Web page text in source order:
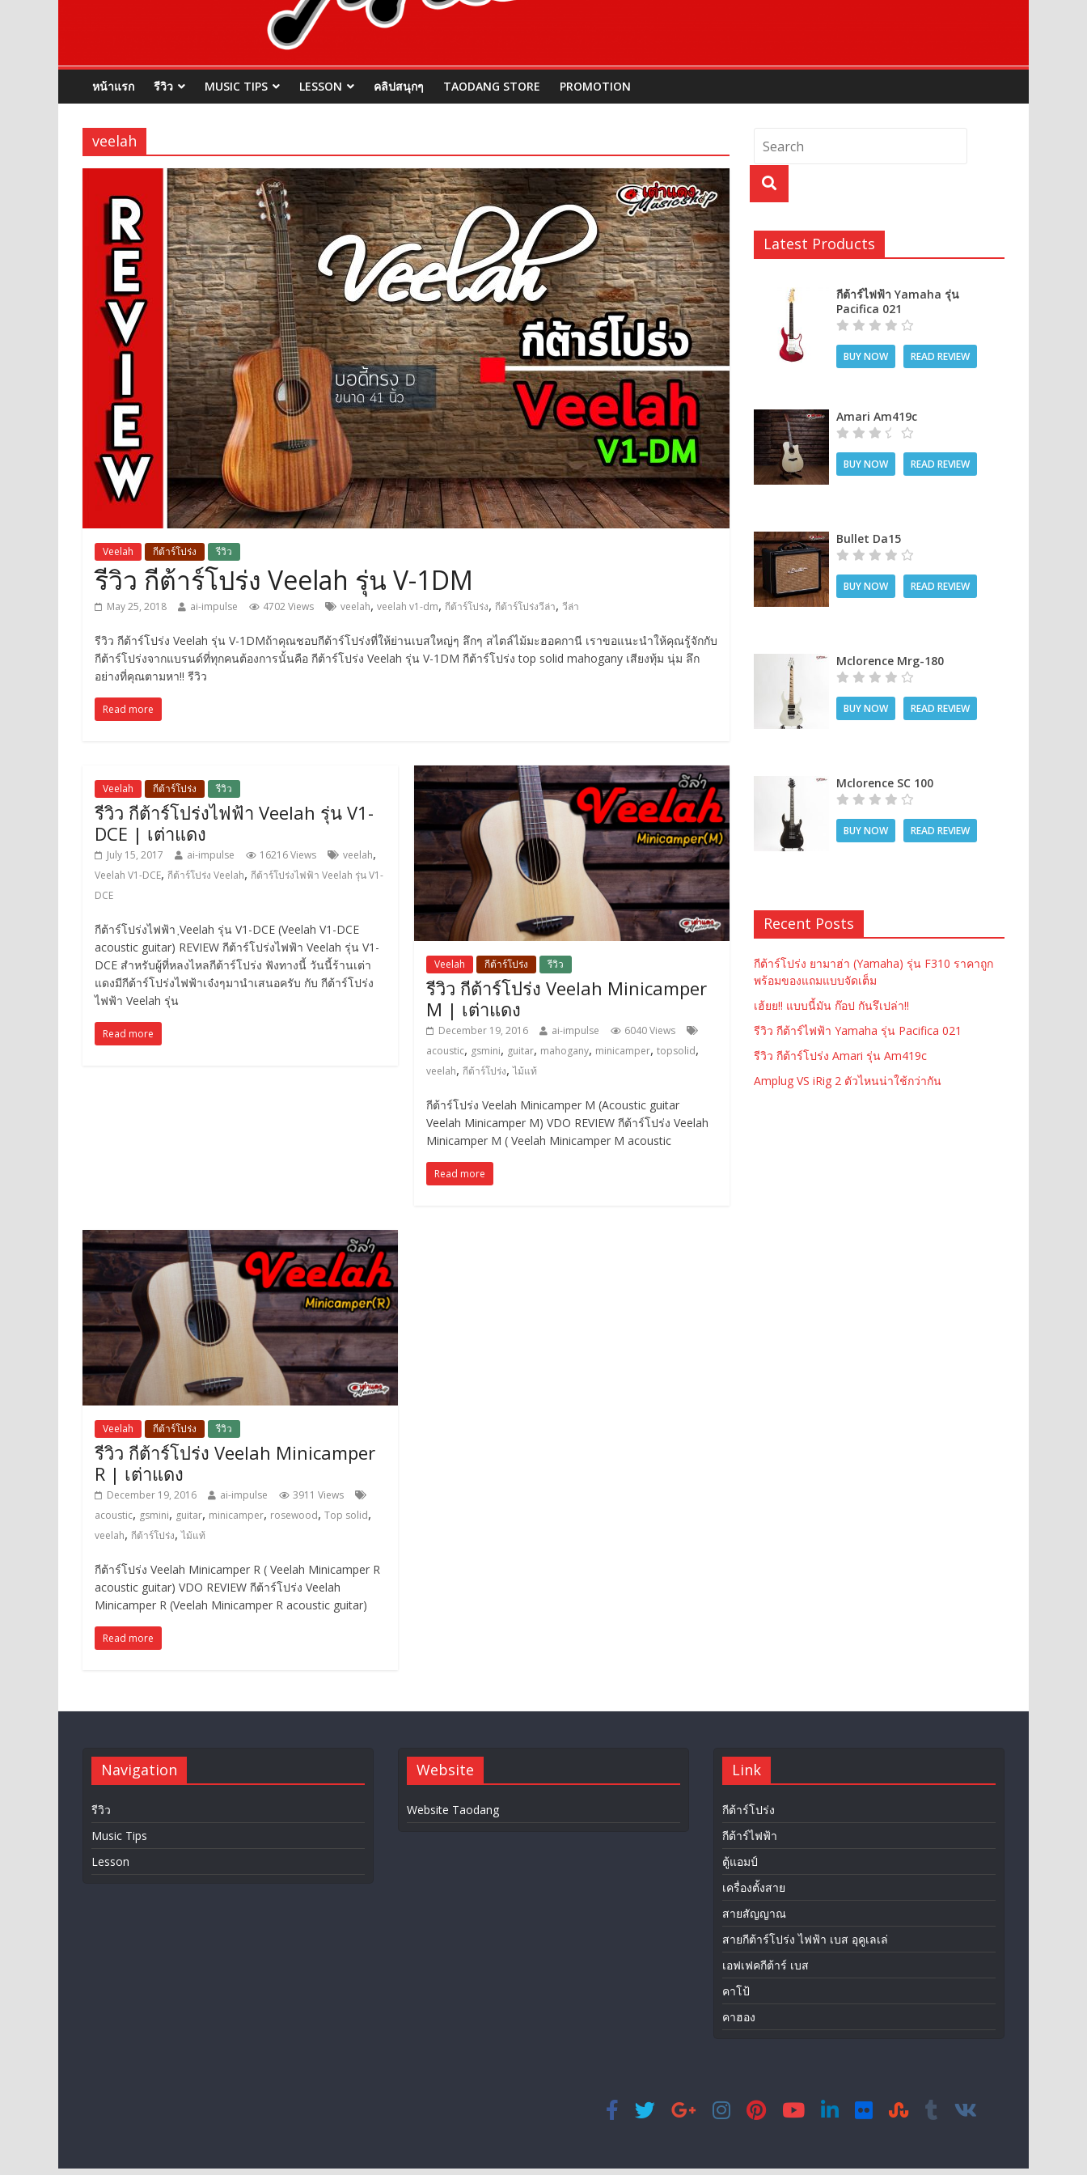
หน้าแรก รีวิว MUSIC TIPS LESSON คลิปสนุกๆ TAODANG STORE PROMOTION
veelah
Veelah กีต้าร์โปร่ง รีวิว
รีวิว กีต้าร์โปร่ง Veelah รุ่น V-1DM
May 25, 2018 ai-impulse 4702 Views veelah, veelah v1-dm, กีต้าร์โปร่ง, กีต้าร์โปร่งวีล่า, วีล่า
รีวิว กีต้าร์โปร่ง Veelah รุ่น V-1DMถ้าคุณชอบกีต้าร์โปร่งที่ให้ย่านเบสใหญ่ๆ ลึกๆ สไตล์ไม้มะฮอคกานี เราขอแนะนำให้คุณรู้จักกับ
กีต้าร์โปร่งจากแบรนด์ที่ทุกคนต้องการนั้นคือ กีต้าร์โปร่ง Veelah รุ่น V-1DM กีต้าร์โปร่ง top solid mahogany เสียงทุ้ม นุ่ม ลึก
อย่างที่คุณตามหา!! รีวิว
Read more
Veelah กีต้าร์โปร่ง รีวิว
รีวิว กีต้าร์โปร่งไฟฟ้า Veelah รุ่น V1-
DCE | เต่าแดง
July 15, 2017 ai-impulse 16216 Views veelah,
Veelah V1-DCE, กีต้าร์โปร่ง Veelah, กีต้าร์โปร่งไฟฟ้า Veelah รุ่น V1-
DCE
กีต้าร์โปร่งไฟฟ้า ฺVeelah รุ่น V1-DCE (Veelah V1-DCE
acoustic guitar) REVIEW กีต้าร์โปร่งไฟฟ้า Veelah รุ่น V1-
DCE สำหรับผู้ที่หลงไหลกีต้าร์โปร่ง ฟังทางนี้ วันนี้ร้านเต่า
แดงมีกีต้าร์โปร่งไฟฟ้าเจ๋งๆมานำเสนอครับ กับ กีต้าร์โปร่ง
ไฟฟ้า Veelah รุ่น
Read more
Veelah กีต้าร์โปร่ง รีวิว
รีวิว กีต้าร์โปร่ง Veelah Minicamper
M | เต่าแดง
December 19, 2016 ai-impulse
6040 Views
acoustic, gsmini, guitar, mahogany, minicamper,topsolid,
veelah,กีต้าร์โปร่ง,ไม้แท้
กีต้าร์โปร่ง Veelah Minicamper M (Acoustic guitar
Veelah Minicamper M) VDO REVIEW กีต้าร์โปร่ง Veelah
Minicamper M ( Veelah Minicamper M acoustic
Read more
Veelah กีต้าร์โปร่ง รีวิว
รีวิว กีต้าร์โปร่ง Veelah Minicamper
R | เต่าแดง
December 19, 2016 ai-impulse
3911 Views
acoustic, gsmini, guitar, minicamper, rosewood, Top solid,
veelah, กีต้าร์โปร่ง,ไม้แท้
กีต้าร์โปร่ง Veelah Minicamper R ( Veelah Minicamper R
acoustic guitar) VDO REVIEW กีต้าร์โปร่ง Veelah
Minicamper R (Veelah Minicamper R acoustic guitar)
Read more
Latest Products
กีต้าร์ไฟฟ้า Yamaha รุ่น
Pacifica 021
BUY NOW READ REVIEW
Amari Am419c
BUY NOW READ REVIEW
Bullet Da15
BUY NOW READ REVIEW
Mclorence Mrg-180
BUY NOW READ REVIEW
Mclorence SC 100
BUY NOW READ REVIEW
Recent Posts
กีต้าร์โปร่ง ยามาฮ่า (Yamaha) รุ่น F310 ราคาถูก
พร้อมของแถมแบบจัดเต็ม
เฮ้ยย!! แบบนี้มัน ก๊อป กันรึเปล่า!!
รีวิว กีต้าร์ไฟฟ้า Yamaha รุ่น Pacifica 021
รีวิว กีต้าร์โปร่ง Amari รุ่น Am419c
Amplug VS iRig 2 ตัวไหนน่าใช้กว่ากัน
Navigation
รีวิว
Music Tips
Lesson
Website
Website Taodang
Link
กีต้าร์โปร่ง
กีต้าร์ไฟฟ้า
ตู้แอมป์
เครื่องตั้งสาย
สายสัญญาณ
สายกีต้าร์โปร่ง ไฟฟ้า เบส อุคูเลเล่
เอฟเฟคกีต้าร์ เบส
คาโป้
คาฮอง